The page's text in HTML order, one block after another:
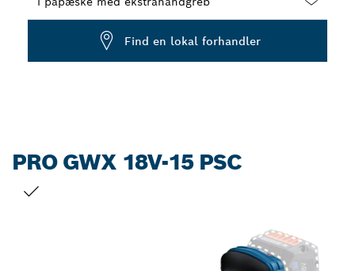
Find en lokal forhandler
PRO GWX 18V-15 PSC